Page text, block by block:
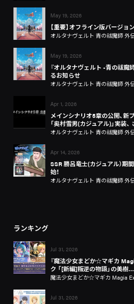
May 19, 2026
【重要】オフライン版バージョ
オルタナヴェルト 青の祓魔師 外
May 19, 2026
『オルタナヴェルト -青の祓魔
るお知らせ
オルタナヴェルト 青の祓魔師 外
Apr 1, 2026
メインシナリオ5章の公開、新
「奥村雪男(カジュアル)」実装
オルタナヴェルト 青の祓魔師 外
Apr 14, 2026
SSR 勝呂竜士(カジュアル）期
始！
オルタナヴェルト 青の祓魔師 外
ランキング
Jul 31, 2026
『魔法少女まどか☆マギカ
ク 「[新編]叛逆の物語」の美樹…
魔法少女まどか☆マギカ Magia
Jul 31, 2026